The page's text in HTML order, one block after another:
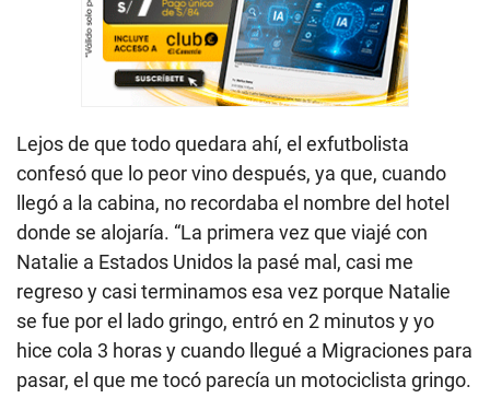
Lejos de que todo quedara ahí, el exfutbolista
confesó que lo peor vino después, ya que, cuando
llegó a la cabina, no recordaba el nombre del hotel
donde se alojaría. “La primera vez que viajé con
Natalie a Estados Unidos la pasé mal, casi me
regreso y casi terminamos esa vez porque Natalie
se fue por el lado gringo, entró en 2 minutos y yo
hice cola 3 horas y cuando llegué a Migraciones para
pasar, el que me tocó parecía un motociclista gringo.